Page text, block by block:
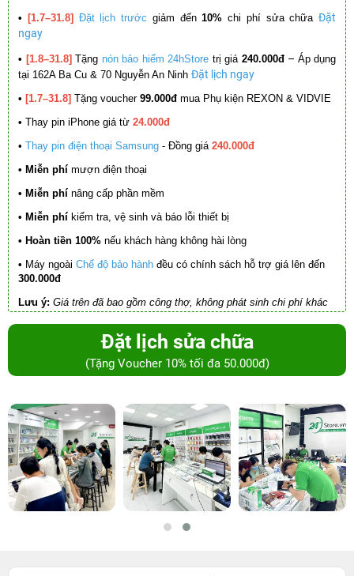
• [1.7–31.8] Đặt lịch trước giảm đến10% chi phí sửa chữa Đặt
ngay
• [1.8–31.8] Tặng nón bảo hiểm 24hStore trị giá 240.000đ – Áp dụng
tại 162A Ba Cu & 70 Nguyễn An Ninh Đặt lịch ngay
• [1.7–31.8] Tặng voucher 99.000đ mua Phụ kiện REXON & VIDVIE
• Thay pin iPhone giá từ 24.000đ
• Thay pin điện thoại Samsung - Đồng giá 240.000đ
• Miễn phí mượn điện thoại
• Miễn phí nâng cấp phần mềm
• Miễn phí kiểm tra, vệ sinh và báo lỗi thiết bị
• Hoàn tiền 100% nếu khách hàng không hài lòng
• Máy ngoài Chế độ bảo hành đều có chính sách hỗ trợ giá lên đến
300.000đ
Lưu ý: Giá trên đã bao gồm công thợ, không phát sinh chi phí khác
Đặt lịch sửa chữa
(Tặng Voucher 10% tối đa 50.000đ)